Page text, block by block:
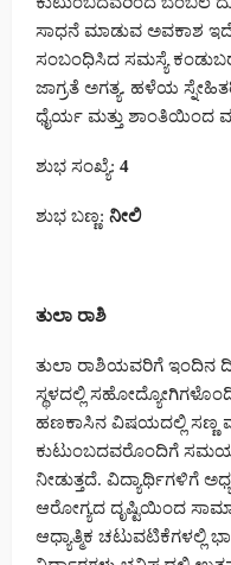
ಸಾಧನೆ ಮಾಡುವ ಅವಕಾಶ
ಸಂಬಂಧಿಸಿದ ಸಮಸ್ಯೆ
ಜಾಗ್ರತೆ ಅಗತ್ಯ. ಹಳೆಯ
ಧೈರ್ಯ ಮತ್ತು ಶಾಂತಿಯಿಂದ
ಶುಭ ಸಂಖ್ಯೆ: 4
ಶುಭ ಬಣ್ಣ: ನೀಲಿ
ತುಲಾ ರಾಶಿ
ತುಲಾ ರಾಶಿಯವರಿಗೆ ಇಂದಿನ
ಸ್ಥಳದಲ್ಲಿ
ಹಣಕಾಸಿನ ವಿಷಯದಲ್ಲಿ ಸಣ್ಣ
ಕುಟುಂಬದವರೊಂದಿಗೆ
ನೀಡುತ್ತದೆ. ವಿದ್ಯಾರ್ಥಿಗಳಿಗೆ
ಆರೋಗ್ಯದ ದೃಷ್ಟಿಯಿಂದ
ಆಧ್ಯಾತ್ಮಿಕ ಚಟುವಟಿಕೆಗಳಲ್ಲಿ